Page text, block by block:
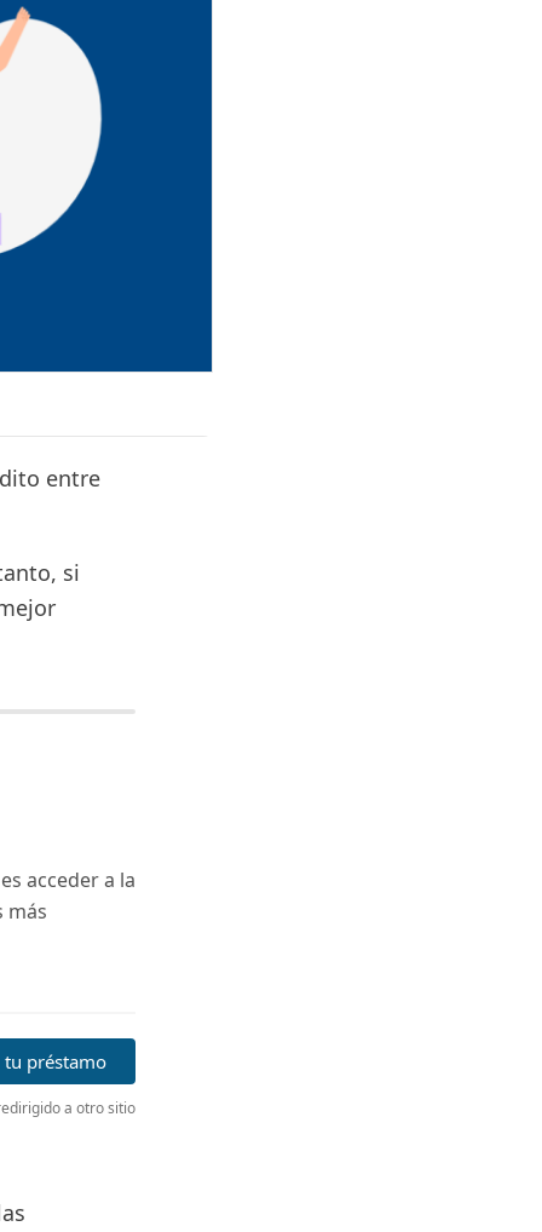
entre
si
acceder a la
más
tu préstamo
a otro sitio